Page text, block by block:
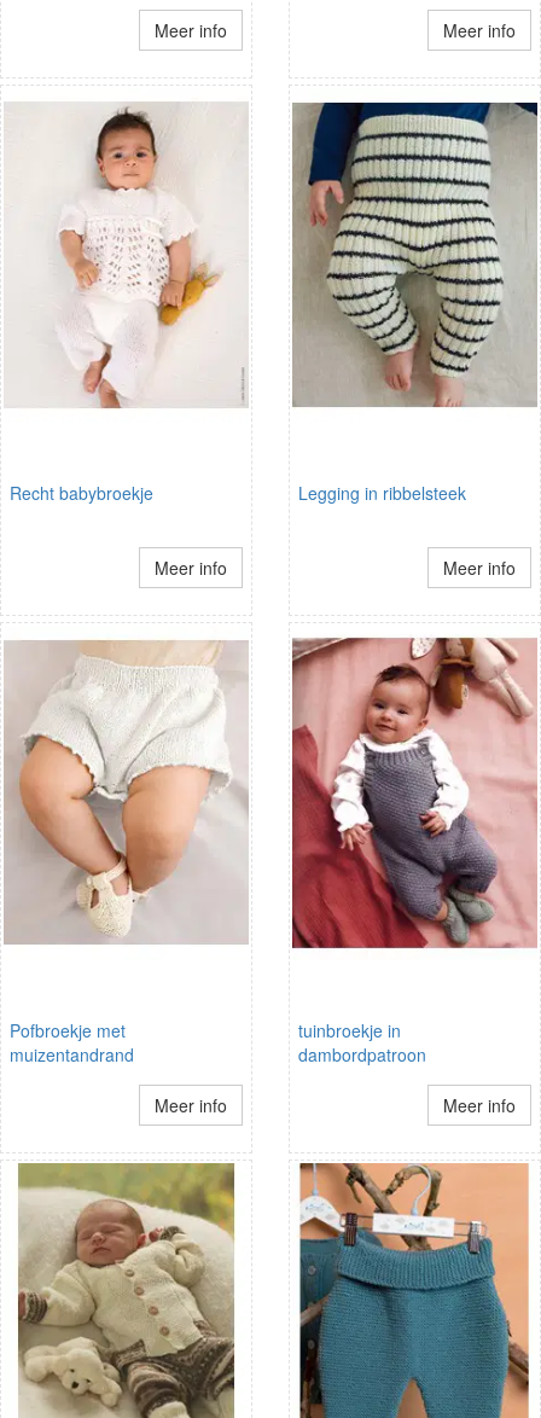
Meer info Meer info
Recht babybroekje
Meer info
Legging in ribbelsteek
Meer info
Pofbroekje met
muizentandrand
Meer info
tuinbroekje in
dambordpatroon
Meer info